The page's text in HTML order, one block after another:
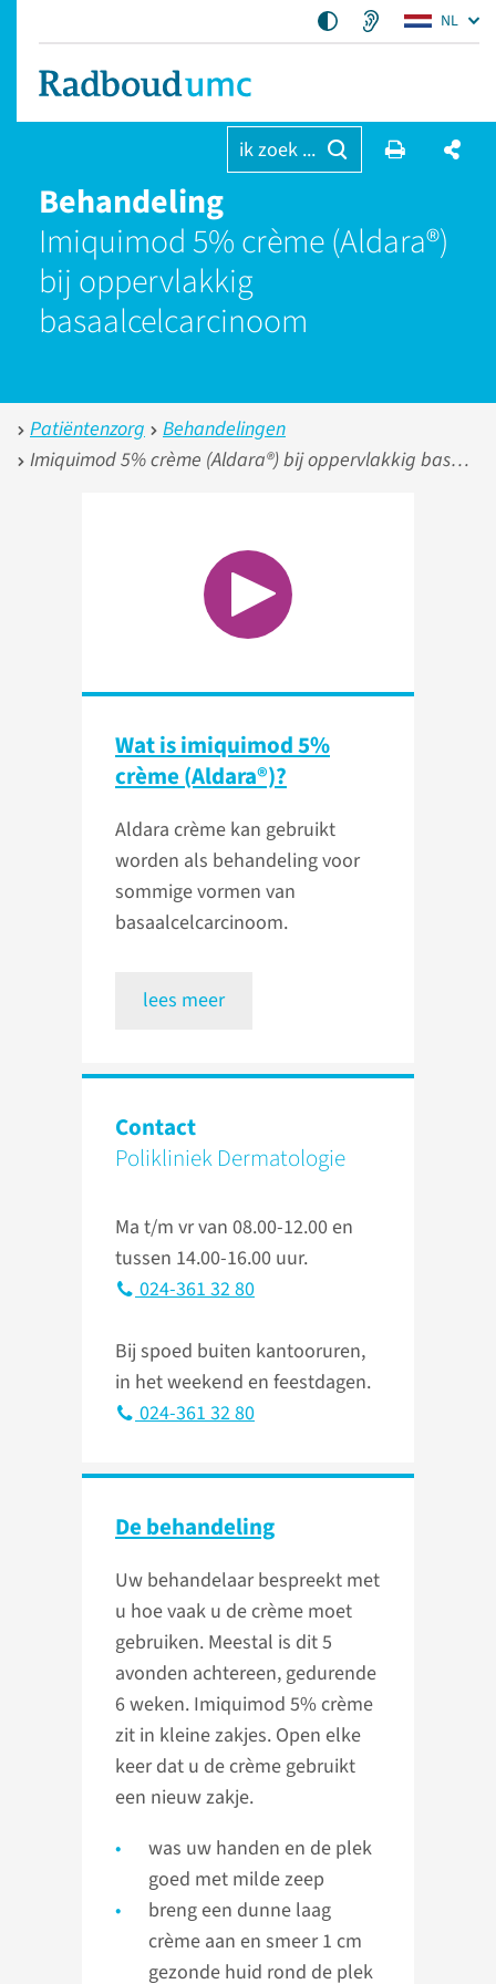
NL
ik zoek ...
Behandeling
Imiquimod 5% crème (Aldara®)
bij oppervlakkig
basaalcelcarcinoom
Patiëntenzorg
Behandelingen
Imiquimod 5% crème (Aldara®) bij oppervlakkig basaalcelcarcinoom
Wat is imiquimod 5%
crème (Aldara®)?
Aldara crème kan gebruikt
worden als behandeling voor
sommige vormen van
basaalcelcarcinoom.
lees meer
Contact
Polikliniek Dermatologie
Ma t/m vr van 08.00-12.00 en
tussen 14.00-16.00 uur.
024-361 32 80
Bij spoed buiten kantooruren,
in het weekend en feestdagen.
024-361 32 80
De behandeling
Uw behandelaar bespreekt met
u hoe vaak u de crème moet
gebruiken. Meestal is dit 5
avonden achtereen, gedurende
6 weken. Imiquimod 5% crème
zit in kleine zakjes. Open elke
keer dat u de crème gebruikt
een nieuw zakje.
was uw handen en de plek
goed met milde zeep
breng een dunne laag
crème aan en smeer 1 cm
gezonde huid rond de plek